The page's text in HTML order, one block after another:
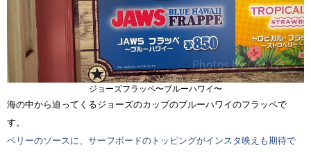
ジョーズフラッペ〜ブルーハワイ〜
海の中から迫ってくるジョーズのカップのブルーハワイのフラッペで
す。
ベリーのソースに、サーフボードのトッピングがインスタ映えも期待で